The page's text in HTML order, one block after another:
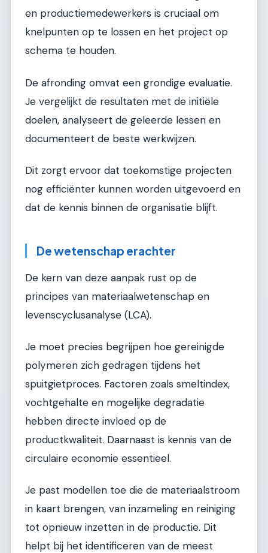
en productiemedewerkers is cruciaal om
knelpunten op te lossen en het project op
schema te houden.
De afronding omvat een grondige evaluatie.
Je vergelijkt de resultaten met de initiële
doelen, analyseert de geleerde lessen en
documenteert de beste werkwijzen.
Dit zorgt ervoor dat toekomstige projecten
nog efficiënter kunnen worden uitgevoerd en
dat de kennis binnen de organisatie blijft.
De wetenschap erachter
De kern van deze aanpak rust op de
principes van materiaalwetenschap en
levenscyclusanalyse (LCA).
Je moet precies begrijpen hoe gereinigde
polymeren zich gedragen tijdens het
spuitgietproces. Factoren zoals smeltindex,
vochtgehalte en mogelijke degradatie
hebben directe invloed op de
productkwaliteit. Daarnaast is kennis van de
circulaire economie essentieel.
Je past modellen toe die de materiaalstroom
in kaart brengen, van inzameling en reiniging
tot opnieuw inzetten in de productie. Dit
helpt bij het identificeren van de meest